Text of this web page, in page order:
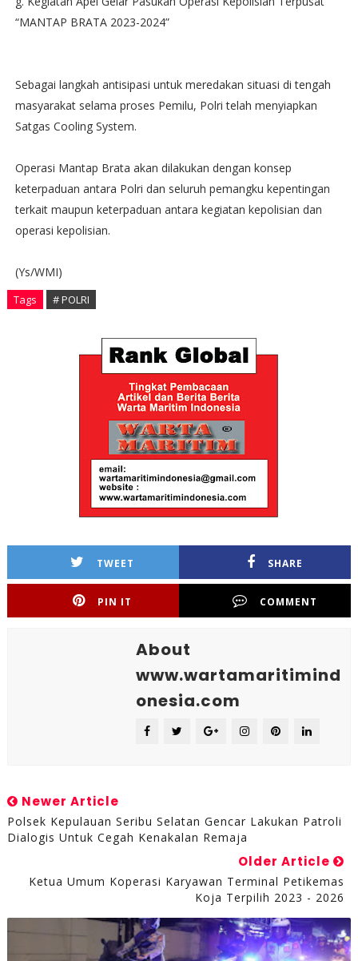
“MANTAP BRATA 2023-2024”
Sebagai langkah antisipasi untuk meredakan situasi di tengah
masyarakat selama proses Pemilu, Polri telah menyiapkan
Satgas Cooling System.
Operasi Mantap Brata akan dilakukan dengan konsep
keterpaduan antara Polri dan seluruh pemangku kepentingan
terkait maupun keterpaduan antara kegiatan kepolisian dan
operasi kepolisian.
(Ys/WMI)
Tags # POLRI
TWEET SHARE
PIN IT COMMENT
About
www.wartamaritimind
onesia.com
Newer Article
Polsek Kepulauan Seribu Selatan Gencar Lakukan Patroli
Dialogis Untuk Cegah Kenakalan Remaja
Older Article
Ketua Umum Koperasi Karyawan Terminal Petikemas
Koja Terpilih 2023 - 2026